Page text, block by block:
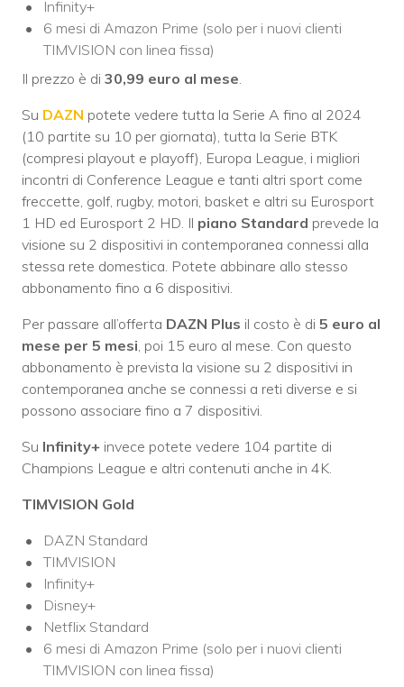
Infinity+
6 mesi di Amazon Prime (solo per i nuovi clienti
TIMVISION con linea fissa)
Il prezzo è di 30,99 euro al mese.
Su DAZN potete vedere tutta la Serie A fino al 2024
(10 partite su 10 per giornata), tutta la Serie BTK
(compresi playout e playoff), Europa League, i migliori
incontri di Conference League e tanti altri sport come
freccette, golf, rugby, motori, basket e altri su Eurosport
1 HD ed Eurosport 2 HD. Il piano Standard prevede la
visione su 2 dispositivi in contemporanea connessi alla
stessa rete domestica. Potete abbinare allo stesso
abbonamento fino a 6 dispositivi.
Per passare all’offerta DAZN Plus il costo è di 5 euro al
mese per 5 mesi, poi 15 euro al mese. Con questo
abbonamento è prevista la visione su 2 dispositivi in
contemporanea anche se connessi a reti diverse e si
possono associare fino a 7 dispositivi.
Su Infinity+ invece potete vedere 104 partite di
Champions League e altri contenuti anche in 4K.
TIMVISION Gold
DAZN Standard
TIMVISION
Infinity+
Disney+
Netflix Standard
6 mesi di Amazon Prime (solo per i nuovi clienti
TIMVISION con linea fissa)